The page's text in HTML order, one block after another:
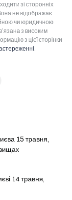
зі сторонніх
не відображає
чи юридичною
з високим
з цієї сторінки
.
15 травня,
14 травня,